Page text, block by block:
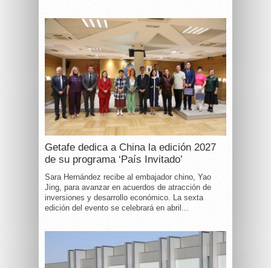
Getafe dedica a China la edición 2027
de su programa ‘País Invitado’
Sara Hernández recibe al embajador chino, Yao
Jing, para avanzar en acuerdos de atracción de
inversiones y desarrollo económico. La sexta
edición del evento se celebrará en abril...